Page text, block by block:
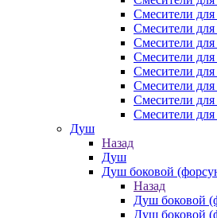
Смесители
Смесители
Смесители
Смесители
Смесители
Смесители
Смесители
Смесители
Душ
Назад
Душ
Душ боковой
Назад
Душ боковой
Душ боковой